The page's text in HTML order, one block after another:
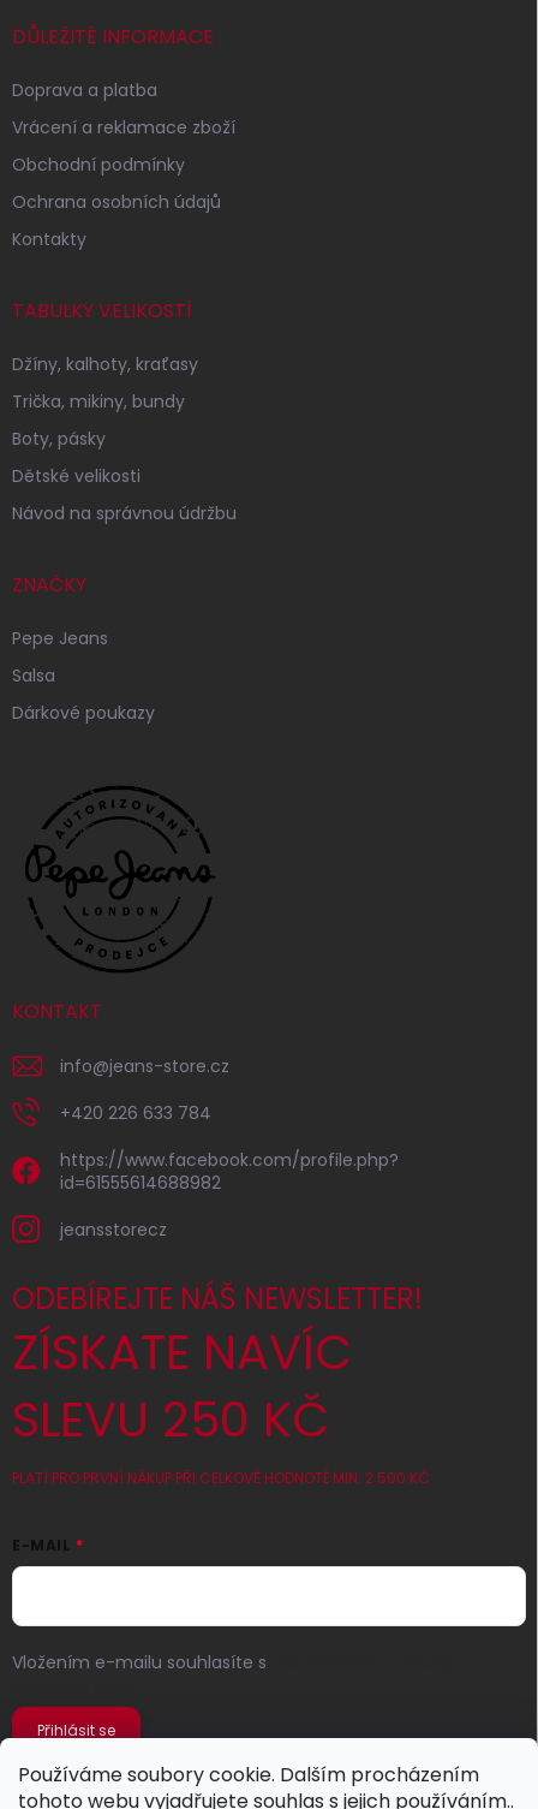
Používáme soubory cookie. Dalším procházením
tohoto webu vyjadřujete souhlas s jejich používáním..
DŮLEŽITÉ INFORMACE
Doprava a platba
Vrácení a reklamace zboží
Obchodní podmínky
Ochrana osobních údajů
Kontakty
TABULKY VELIKOSTÍ
Džíny, kalhoty, kraťasy
Trička, mikiny, bundy
Boty, pásky
Dětské velikosti
Návod na správnou údržbu
ZNAČKY
Pepe Jeans
Salsa
Dárkové poukazy
KONTAKT
info@jeans-store.cz
+420 226 633 784
https://www.facebook.com/profile.php?
id=61555614688982
jeansstorecz
ODEBÍREJTE NÁŠ NEWSLETTER!
ZÍSKATE NAVÍC
SLEVU 250 KČ
PLATÍ PRO PRVNÍ NÁKUP PŘI CELKOVÉ HODNOTĚ MIN. 2 500 KČ
E-MAIL
Vložením e-mailu souhlasíte s
Přihlásit se